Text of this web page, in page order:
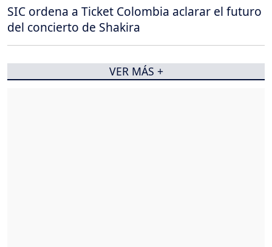
SIC ordena a Ticket Colombia aclarar el futuro
del concierto de Shakira
VER MÁS +